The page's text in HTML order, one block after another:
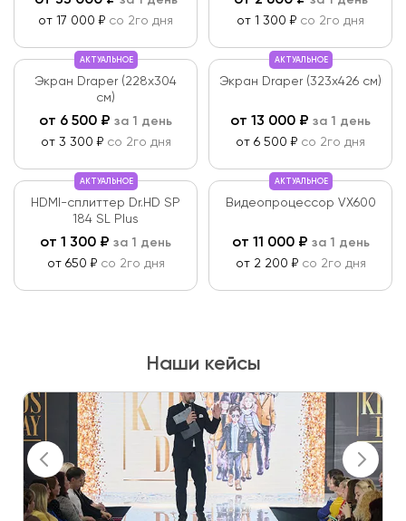
от 17 000 ₽ со 2го дня
от 1 300 ₽ со 2го дня
АКТУАЛЬНОЕ
Экран Draper (228x304
см)
от 6 500 ₽ за 1 день
от 3 300 ₽ со 2го дня
АКТУАЛЬНОЕ
Экран Draper (323х426 см)
от 13 000 ₽ за 1 день
от 6 500 ₽ со 2го дня
АКТУАЛЬНОЕ
HDMI-сплиттер Dr.HD SP
184 SL Plus
от 1 300 ₽ за 1 день
от 650 ₽ со 2го дня
АКТУАЛЬНОЕ
Видеопроцессор VX600
от 11 000₽ за 1 день
от 2 200 ₽ со 2го дня
Наши кейсы